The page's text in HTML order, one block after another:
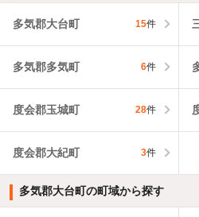
多気郡大台町 15件
多気郡多気町 6件
度会郡玉城町 28件
度会郡大紀町 3件
多気郡大台町の町域から探す